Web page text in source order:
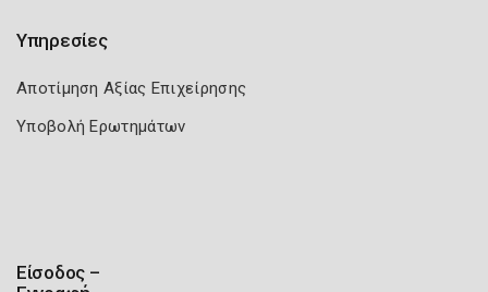
Υπηρεσίες
Αποτίμηση Αξίας Επιχείρησης
Υποβολή Ερωτημάτων
Είσοδος –